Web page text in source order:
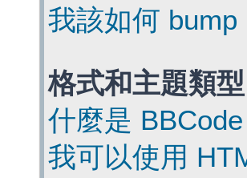
我該如何
格式和主題類型
什麼是 BBCode
我可以使用